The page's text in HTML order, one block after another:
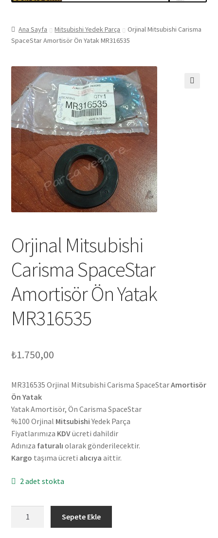
Ana Sayfa Mitsubishi Yedek Parça
Orjinal Mitsubishi Carisma
SpaceStar Amortisör Ön Yatak MR316535
Orjinal Mitsubishi
Carisma SpaceStar
Amortisör Ön Yatak
MR316535
₺1.750,00
MR316535 Orjinal Mitsubishi Carisma SpaceStarAmortisör
Ön Yatak
Yatak Amortisör, Ön Carisma SpaceStar
%100 Orjinal MitsubishiYedek Parça
Fiyatlarımıza KDVücreti dahildir
Adınıza faturalı olarak gönderilecektir.
Kargo taşıma ücreti alıcıya aittir.
2 adet stokta
Sepete Ekle